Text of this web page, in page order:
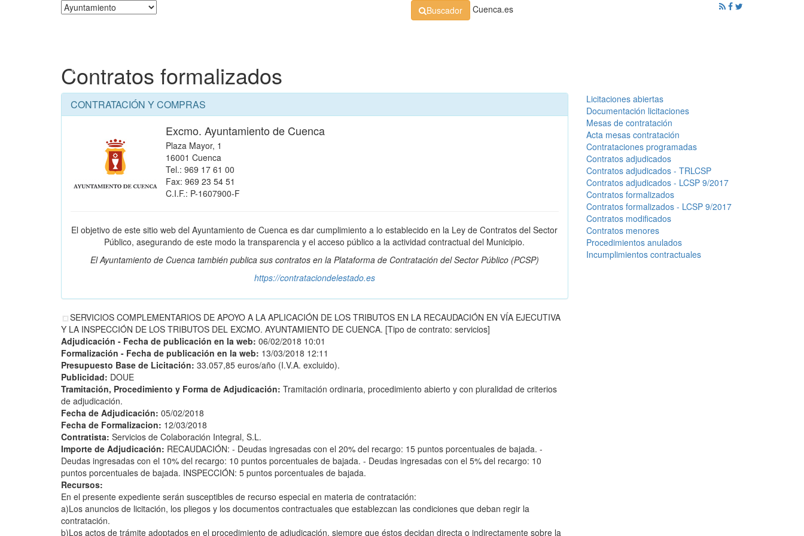
Buscador Cuenca.es
Contratos formalizados
CONTRATACIÓN Y COMPRAS
Excmo. Ayuntamiento de Cuenca
Plaza Mayor, 1
16001 Cuenca
Tel.: 969 17 61 00
Fax: 969 23 54 51
C.I.F.: P-1607900-F
El objetivo de este sitio web del Ayuntamiento de Cuenca es dar cumplimiento a lo establecido en la Ley de Contratos del Sector
Público, asegurando de este modo la transparencia y el acceso público a la actividad contractual del Municipio.
El Ayuntamiento de Cuenca también publica sus contratos en la Plataforma de Contratación del Sector Público(PCSP)
https://contrataciondelestado.es
SERVICIOS COMPLEMENTARIOS DE APOYO A LA APLICACIÓN DE LOS TRIBUTOS EN LA RECAUDACIÓN EN VÍA EJECUTIVA
Y LA INSPECCIÓN DE LOS TRIBUTOS DEL EXCMO. AYUNTAMIENTO DE CUENCA. [Tipo de contrato: servicios]
Adjudicación - Fecha de publicación en la web: 06/02/2018 10:01
Formalización - Fecha de publicación en la web: 13/03/2018 12:11
Presupuesto Base de Licitación: 33.057,85 euros/año (I.V.A. excluido).
Publicidad: DOUE
Tramitación, Procedimiento y Forma de Adjudicación: Tramitación ordinaria, procedimiento abierto y con pluralidad de criterios
de adjudicación.
Fecha de Adjudicación: 05/02/2018
Fecha de Formalizacion: 12/03/2018
Contratista: Servicios de Colaboración Integral, S.L.
Importe de Adjudicación: RECAUDACIÓN: - Deudas ingresadas con el 20% del recargo: 15 puntos porcentuales de bajada. -
Deudas ingresadas con el 10% del recargo: 10 puntos porcentuales de bajada. - Deudas ingresadas con el 5% del recargo: 10
puntos porcentuales de bajada. INSPECCIÓN: 5 puntos porcentuales de bajada.
Recursos:
En el presente expediente serán susceptibles de recurso especial en materia de contratación:
a)Los anuncios de licitación, los pliegos y los documentos contractuales que establezcan las condiciones que deban regir la
contratación.
b)Los actos de trámite adoptados en el procedimiento de adjudicación, siempre que éstos decidan directa o indirectamente sobre la
Licitaciones abiertas
Documentación licitaciones
Mesas de contratación
Acta mesas contratación
Contrataciones programadas
Contratos adjudicados
Contratos adjudicados - TRLCSP
Contratos adjudicados - LCSP 9/2017
Contratos formalizados
Contratos formalizados - LCSP 9/2017
Contratos modificados
Contratos menores
Procedimientos anulados
Incumplimientos contractuales